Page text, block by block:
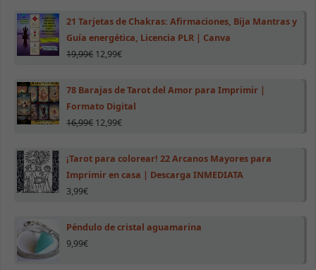
21 Tarjetas de Chakras: Afirmaciones, Bija Mantras y
Guía energética, Licencia PLR | Canva
19,99€ 12,99€
78 Barajas de Tarot del Amor para Imprimir |
Formato Digital
16,99€ 12,99€
¡Tarot para colorear! 22 Arcanos Mayores para
Imprimir en casa | Descarga INMEDIATA
3,99€
Péndulo de cristal aguamarina
9,99€